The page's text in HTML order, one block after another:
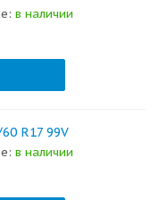
в наличии
R17 99V
в наличии